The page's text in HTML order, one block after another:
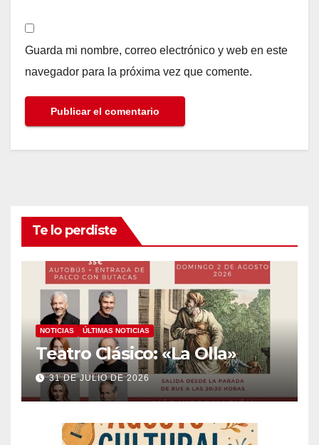
Guarda mi nombre, correo electrónico y web en este
navegador para la próxima vez que comente.
Te lo perdiste
NOTICIAS ÚLTIMAS NOTICIAS
Teatro Clásico: «La Olla»
31 DE JULIO DE 2026